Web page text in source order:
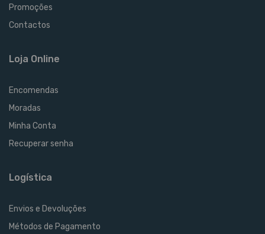
Promoções
Contactos
Loja Online
Encomendas
Moradas
Minha Conta
Recuperar senha
Logística
Envios e Devoluções
Métodos de Pagamento